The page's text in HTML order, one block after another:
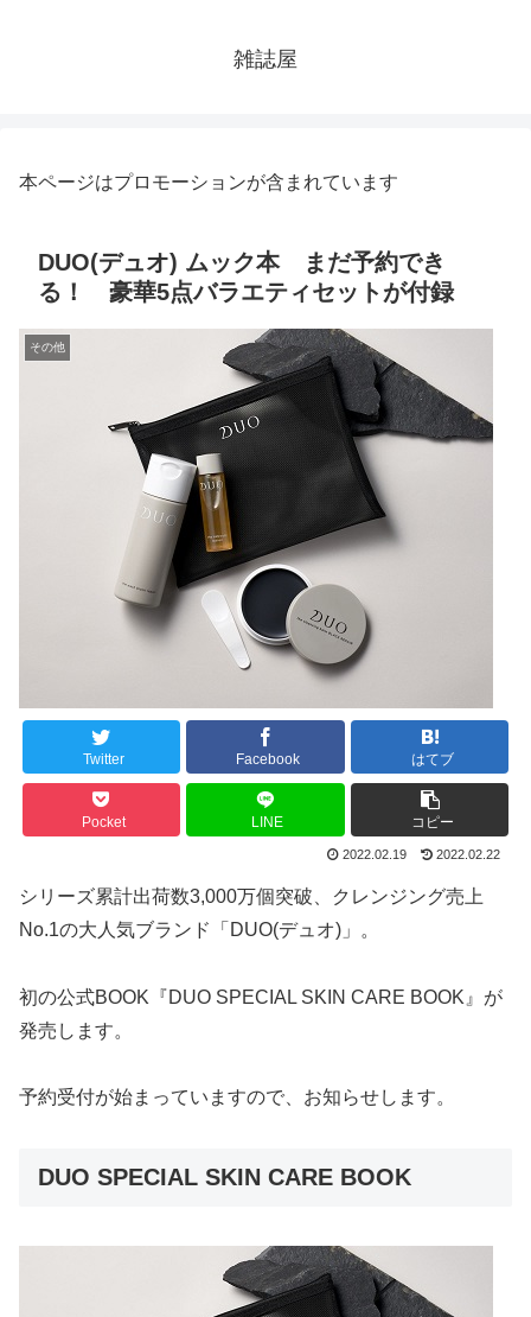
雑誌屋
本ページはプロモーションが含まれています
DUO(デュオ) ムック本 まだ予約でき
る！ 豪華5点バラエティセットが付録
その他
Twitter Facebook はてブ
Pocket LINE コピー
2022.02.19 2022.02.22
シリーズ累計出荷数3,000万個突破、クレンジング売上
No.1の大人気ブランド「DUO(デュオ)」。
初の公式BOOK『DUO SPECIAL SKIN CARE BOOK』が
発売します。
予約受付が始まっていますので、お知らせします。
DUO SPECIAL SKIN CARE BOOK